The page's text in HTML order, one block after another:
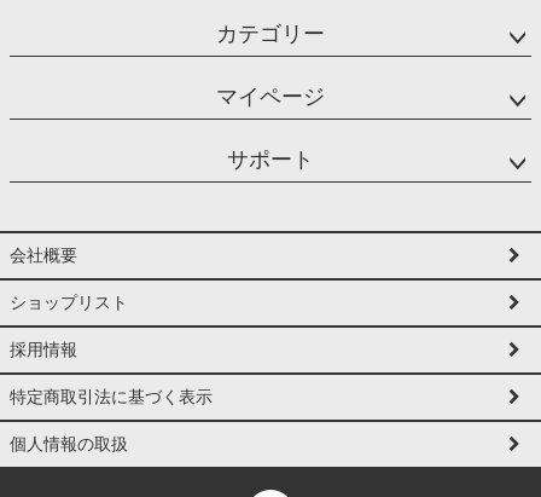
カテゴリー
マイページ
サポート
会社概要
ショップリスト
採用情報
特定商取引法に基づく表示
個人情報の取扱